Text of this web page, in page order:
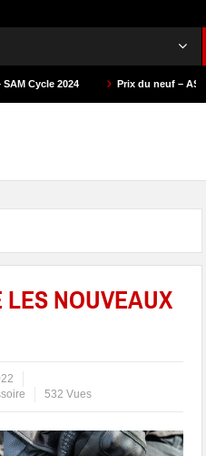
Prix du neuf – AS Motors 2024
LES NOUVEAUX
532 Vues